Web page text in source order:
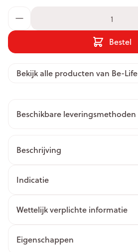
Bestel
Bekijk alle producten van Be-Life
Beschikbare leveringsmethoden
Beschrijving
Indicatie
Wettelijk verplichte informatie
Eigenschappen